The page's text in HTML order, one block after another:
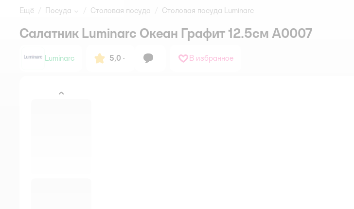
Ещё Посуда Столовая посуда Столовая посуда Luminarc
назад
Салатник Luminarc Океан Графит 12.5см A0007
Luminarc 5,0 · В избранное